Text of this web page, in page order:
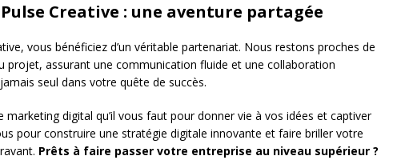
Creative : une aventure partagée
vous bénéficiez d’un véritable partenariat. Nous restons proches de
projet, assurant une communication fluide et une collaboration
seul dans votre quête de succès.
marketing digital qu’il vous faut pour donner vie à vos idées et captiver
pour construire une stratégie digitale innovante et faire briller votre
Prêts à faire passer votre entreprise au niveau supérieur ?